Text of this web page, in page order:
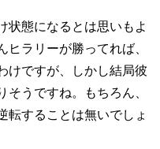
状態になるとは思いもよ
ヒラリーが勝ってれば、
けですが、しかし結局彼
うですね。もちろん、
転することは無いでしょ